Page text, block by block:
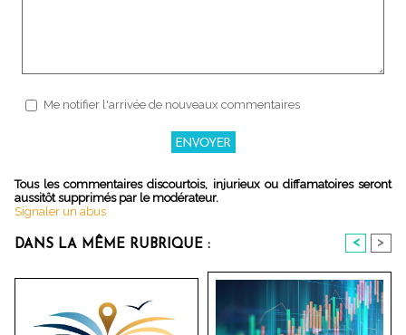
Me notifier l'arrivée de nouveaux commentaires
Tous les commentaires discourtois, injurieux ou diffamatoires seront
aussitôt supprimés par le modérateur.
Signaler un abus
DANS LA MÊME RUBRIQUE : < >